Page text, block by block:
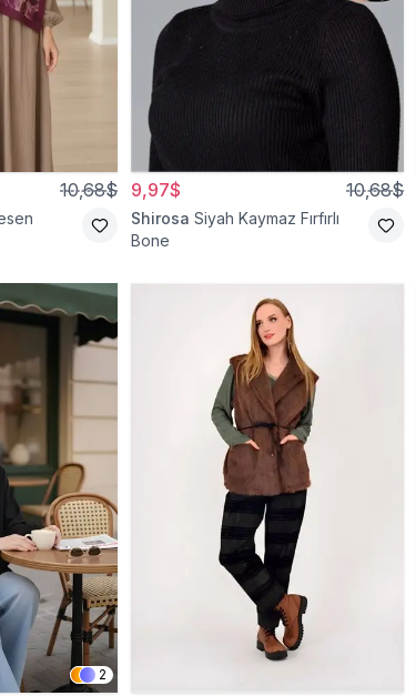
10,68$ 9,97$ 10,68$
Shirosa Siyah Kaymaz Fırfırlı
Bone
2